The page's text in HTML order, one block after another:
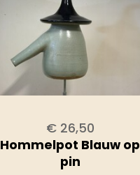
€ 26,50
Hommelpot Blauw op
pin